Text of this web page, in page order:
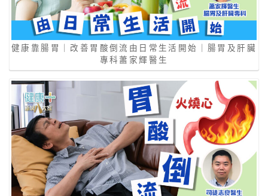
健康靠腸胃｜改善胃酸倒流由日常生活開始｜腸胃及肝臟
專科蕭家輝醫生